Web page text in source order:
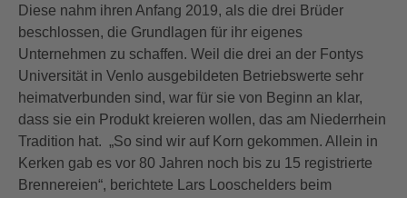
Diese nahm ihren Anfang 2019, als die drei Brüder
beschlossen, die Grundlagen für ihr eigenes
Unternehmen zu schaffen. Weil die drei an der Fontys
Universität in Venlo ausgebildeten Betriebswerte sehr
heimatverbunden sind, war für sie von Beginn an klar,
dass sie ein Produkt kreieren wollen, das am Niederrhein
Tradition hat. „So sind wir auf Korn gekommen. Allein in
Kerken gab es vor 80 Jahren noch bis zu 15 registrierte
Brennereien“, berichtete Lars Looschelders beim